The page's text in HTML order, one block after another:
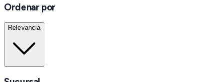
Ordenar por
Relevancia